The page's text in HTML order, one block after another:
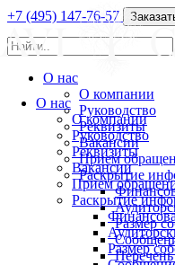
О нас
О компании
Руководство
Реквизиты
Вакансии
Прием
Раскрытие
Размер
+7 (495) 147-76-57
О нас
О компании
Руководство
Реквизиты
Вакансии
Прием
Раскрытие
Размер